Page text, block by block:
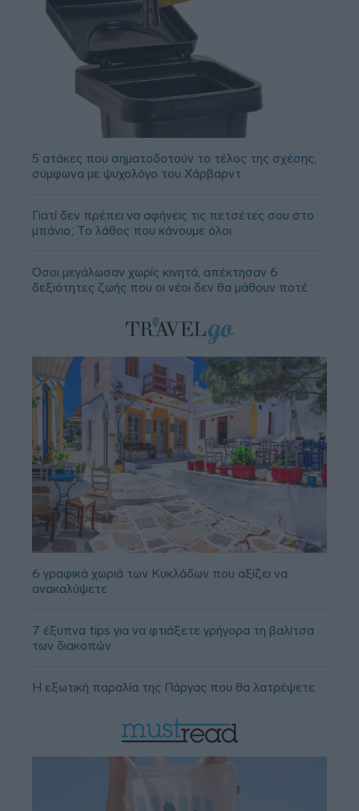
5 ατάκες που σηματοδοτούν το τέλος της σχέσης,
σύμφωνα με ψυχολόγο του Χάρβαρντ
Γιατί δεν πρέπει να αφήνεις τις πετσέτες σου στο
μπάνιο; Το λάθος που κάνουμε όλοι
Όσοι μεγάλωσαν χωρίς κινητά, απέκτησαν 6
δεξιότητες ζωής που οι νέοι δεν θα μάθουν ποτέ
6 γραφικά χωριά των Κυκλάδων που αξίζει να
ανακαλύψετε
7 έξυπνα tips για να φτιάξετε γρήγορα τη βαλίτσα
των διακοπών
Η εξωτική παραλία της Πάργας που θα λατρέψετε